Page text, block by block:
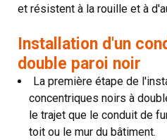
et résistent à la rouille et à
Installation d'un
double paroi noir
La première étape de
concentriques noirs à
le trajet que le conduit de
toit ou le mur du bâtiment.